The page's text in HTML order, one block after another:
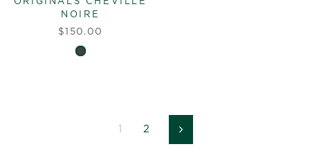
NOIRE
$150.00
1 2 Suivant